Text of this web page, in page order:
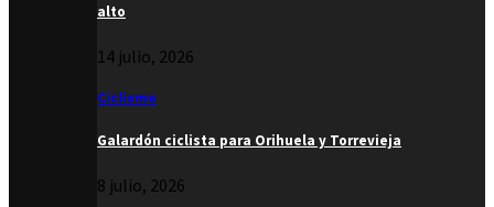
alto
14 julio, 2026
Ciclismo
Galardón ciclista para Orihuela y Torrevieja
8 julio, 2026